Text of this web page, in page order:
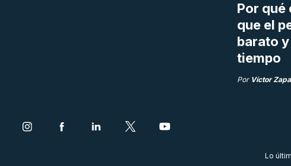
Por qué
que el
barato
tiempo
Por Víctor
Lo